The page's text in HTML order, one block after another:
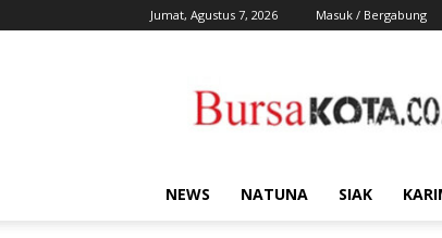
Jumat, Agustus 7, 2026 Masuk / Bergabung
Kota
NEWS NATUNA SIAK